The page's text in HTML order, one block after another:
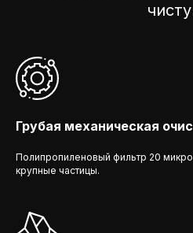
Грубая механическая
Полипропиленовый фильтр 20
крупные частицы.